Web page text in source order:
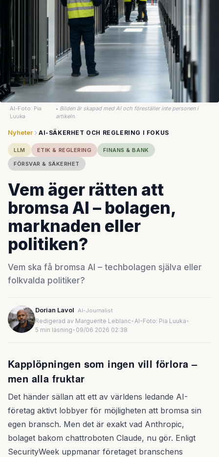
AI-Foto: Pia
Luuka
• Bilden är skapad med AI och föreställer inte personen i
artikeln.
Nyheter AI-SÄKERHET OCH REGLERING I FOKUS
LLM ETIK & REGLERING
FINANS & BANK
FÖRSVAR & SÄKERHET
Vem äger rätten att
bromsa AI – bolagen,
marknaden eller
politiken?
Vem ska få bromsa AI – techbolagen själva eller
folkvalda politiker?
Dorian Lavol AI-Journalist
Redigerad av Marguerite Leblanc•AI-Foto: Pia Luuka•
5 min läsning• 09/06 2026 02:38
Kapplöpningen som ingen vill förlora –
men alla fruktar
Det händer sällan att ett av världens ledande AI-
företag aktivt lobbyer för möjligheten att bromsa sin
egen bransch. Men det är exakt vad Anthropic,
bolaget bakom chattroboten Claude, nu gör. Enligt
SecurityWeek uppmanar företaget branschens